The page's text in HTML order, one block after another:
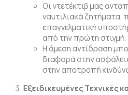
Οι ντετέκτιβ μας
ναυτιλιακά ζητήματα,
επαγγελματική
από την πρώτη στιγμή.
Η άμεση αντίδραση
διαφορά στην
στην αποτροπή
Εξειδικευμένες Τεχνικές